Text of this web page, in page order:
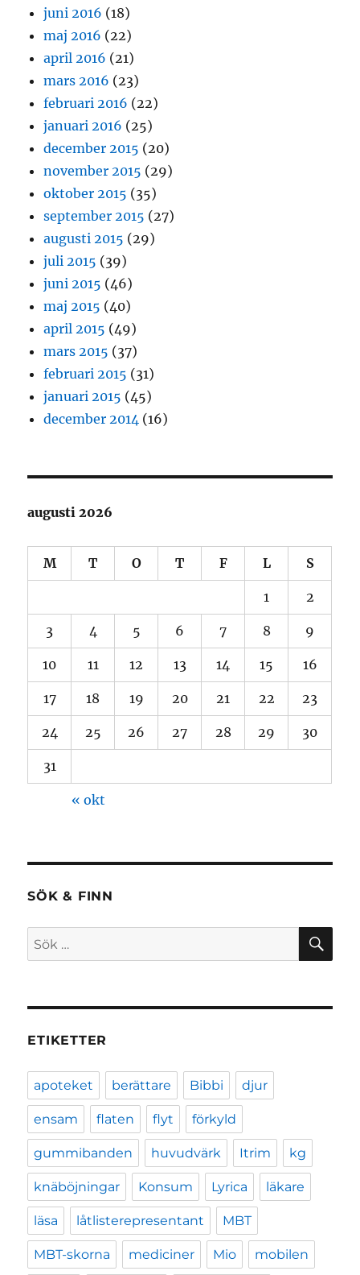
juni 2016 (18)
maj 2016 (22)
april 2016 (21)
mars 2016 (23)
februari 2016 (22)
januari 2016 (25)
december 2015 (20)
november 2015 (29)
oktober 2015 (35)
september 2015 (27)
augusti 2015 (29)
juli 2015 (39)
juni 2015 (46)
maj 2015 (40)
april 2015 (49)
mars 2015 (37)
februari 2015 (31)
januari 2015 (45)
december 2014 (16)
augusti 2026
M T O T F L S
1 2
3 4 5 6 7 8 9
10 11 12 13 14 15 16
17 18 19 20 21 22 23
24 25 26 27 28 29 30
31
« okt
SÖK & FINN
Sök
efter:
ETIKETTER
apoteket berättare Bibbi djur
ensam flaten flyt förkyld
gummibanden huvudvärk Itrim kg
knäböjningar Konsum Lyrica läkare
läsa låtlisterepresentant MBT
MBT-skorna mediciner Mio mobilen